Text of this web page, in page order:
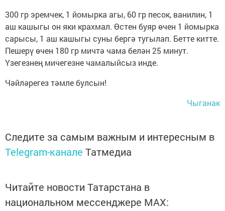
300 гр эремчек, 1 йомырка агы, 60 гр песок, ванилин, 1
аш кашыгы он яки крахмал. Өстен буяр өчен 1 йомырка
сарысы, 1 аш кашыгы суны бергә тугылап. Бетте китте.
Пешерү өчен 180 гр мичтә чама белән 25 минут.
Үзегезнең мичегезне чамалыйсыз инде.
Чәйләрегез тәмле булсын!
Чыганак
Следите за самым важным и интересным в
Telegram-канале Татмедиа
Читайте новости Татарстана в
национальном мессенджере MАХ: